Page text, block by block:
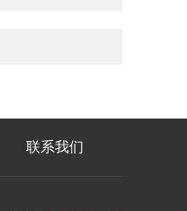
联系我们